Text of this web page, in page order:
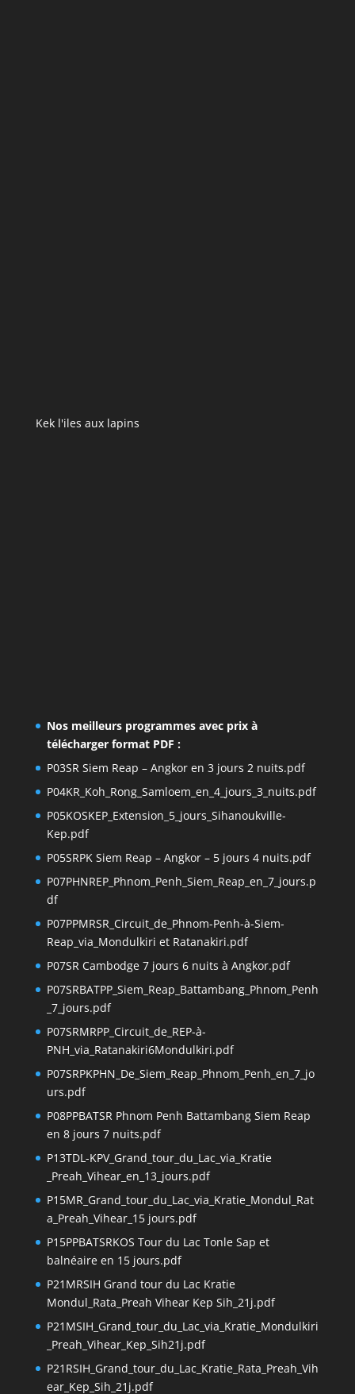
Kek l'iles aux lapins
Nos meilleurs programmes avec prix à
télécharger format PDF :
P03SR Siem Reap – Angkor en 3 jours 2 nuits.pdf
P04KR_Koh_Rong_Samloem_en_4_jours_3_nuits.pdf
P05KOSKEP_Extension_5_jours_Sihanoukville-
Kep.pdf
P05SRPK Siem Reap – Angkor – 5 jours 4 nuits.pdf
P07PHNREP_Phnom_Penh_Siem_Reap_en_7_jours.p
df
P07PPMRSR_Circuit_de_Phnom-Penh-à-Siem-
Reap_via_Mondulkiri et Ratanakiri.pdf
P07SR Cambodge 7 jours 6 nuits à Angkor.pdf
P07SRBATPP_Siem_Reap_Battambang_Phnom_Penh
_7_jours.pdf
P07SRMRPP_Circuit_de_REP-à-
PNH_via_Ratanakiri6Mondulkiri.pdf
P07SRPKPHN_De_Siem_Reap_Phnom_Penh_en_7_jo
urs.pdf
P08PPBATSR Phnom Penh Battambang Siem Reap
en 8 jours 7 nuits.pdf
P13TDL-KPV_Grand_tour_du_Lac_via_Kratie
_Preah_Vihear_en_13_jours.pdf
P15MR_Grand_tour_du_Lac_via_Kratie_Mondul_Rat
a_Preah_Vihear_15 jours.pdf
P15PPBATSRKOS Tour du Lac Tonle Sap et
balnéaire en 15 jours.pdf
P21MRSIH Grand tour du Lac Kratie
Mondul_Rata_Preah Vihear Kep Sih_21j.pdf
P21MSIH_Grand_tour_du_Lac_via_Kratie_Mondulkiri
_Preah_Vihear_Kep_Sih21j.pdf
P21RSIH_Grand_tour_du_Lac_Kratie_Rata_Preah_Vih
ear_Kep_Sih_21j.pdf